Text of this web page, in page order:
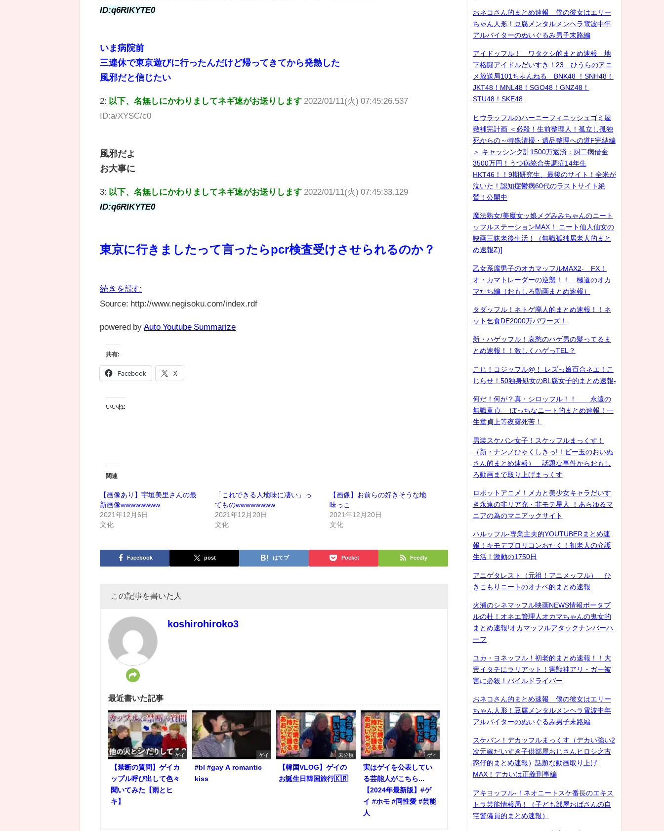
ID:q6RIKYTE0
いま病院前
三連休で東京遊びに行ったんだけど帰ってきてから発熱した
風邪だと信じたい
2: 以下、名無しにかわりましてネギ速がお送りします 2022/01/11(火) 07:45:26.537
ID:a/XYSC/c0
風邪だよ
お大事に
3: 以下、名無しにかわりましてネギ速がお送りします 2022/01/11(火) 07:45:33.129
ID:q6RIKYTE0
東京に行きましたって言ったらpcr検査受けさせられるのか？
続きを読む
Source: http://www.negisoku.com/index.rdf
powered by Auto Youtube Summarize
共有:
Facebook X
いいね:
関連
【画像あり】宇垣美里さんの最
新画像wwwwwwww
2021年12月6日
文化
「これできる人地味に凄い」っ
てものwwwwwwww
2021年12月20日
文化
【画像】お前らの好きそうな地
味っこ
2021年12月20日
文化
Facebook post はてブ Pocket Feedly
この記事を書いた人
koshirohiroko3
最近書いた記事
ゲイ
【禁断の質問】ゲイカ
ップル呼び出して色々
聞いてみた【雨とヒ
キ】
ゲイ
#bl #gay A romantic
kiss
未分類
【韓国VLOG】ゲイの
お誕生日韓国旅行🇰🇷
ゲイ
実はゲイを公表してい
る芸能人がこちら...
【2024年最新版】#ゲ
イ #ホモ #同性愛 #芸能
人
おネコさん的まとめ速報 僕の彼女はエリー
ちゃん人形！豆腐メンタルメンヘラ電波中年
アルバイターのぬいぐるみ男子末路編
アイドッフル！ ワタクシ的まとめ速報 地
下格闘アイドルだいすき！23 ひうらのアニ
メ放送局101ちゃんねる BNK48 ！SNH48！
JKT48！MNL48！SGO48！GNZ48！
STU48！SKE48
ヒウラッフルのハーニーフィニッシュゴミ屋
敷補完計画 ＜必殺！生前整理人！孤立し孤独
死からの～特殊清掃・遺品整理への道F完結編
＞ キャッシング計1500万返済：厨二病借金
3500万円！うつ病統合失調症14年生
HKT46！！9期研究生、最後のサイト！全米が
泣いた！認知症鬱病60代のラストサイト絶
賛！公開中
魔法熟女/美魔女ッ娘メグみみちゃんのニート
ッフルステーションMAX！ ニート仙人仙女の
映画三昧老後生活！（無職孤独居老人的まと
め速報Z)]
乙女系腐男子のオカマッフルMAX2- FX！
オ・カマトレーダーの逆襲！！ 極道のオカ
マたち編（おもしろ動画まとめ速報）
タダッフル！ネトゲ廃人的まとめ速報！！ネ
ット乞食DE2000万パワーズ！
新・ハゲッフル！哀愁のハゲ男の髪ってるま
とめ速報！！激しくハゲっTEL？
こじ！コジッフル@！-レズっ娘百合ネエ！こ
じらせ！50独身処女のBL腐女子的まとめ速報-
何だ！何が？真・シロッフル！！ 永遠の
無職童貞- ぼっちなニート的まとめ速報！一
生童貞上等夜露死苦！
男装スケバン女子！スケッフルまっくす！
（新・ナンノひゃくしきっ!！ビー玉のおいぬ
さん的まとめ速報） 話題な事件からおもし
ろ動画まで取り上げまっくす
ロボットアニメ！メカと美少女キャラだいす
き永遠の非リア充・非モテ星人 ！あらゆるマ
ニアの為のマニアックサイト
ハルッフル-専業主夫的YOUTUBERまとめ速
報！キモデブロリコンおたく！初老人の介護
生活！激動の1750日
アニゲタレスト（元祖！アニメッフル） ひ
きこもりニートのオナベ的まとめ速報
火浦のシネマッフル映画NEWS情報ポータブ
ルの杜！オネエ管理人オカマちゃんの鬼女的
まとめ速報!オカマッフルアタックナンバーハ
ーフ
ユカ・ヨネッフル！初老的まとめ速報！！大
帝イタチにラリアット！害獣神アリ・ガー被
害に必殺！パイルドライバー
おネコさん的まとめ速報 僕の彼女はエリー
ちゃん人形！豆腐メンタルメンヘラ電波中年
アルバイターのぬいぐるみ男子末路編
スケバン！デカッフルまっくす（デカい強い2
次元嫁だいすき子供部屋おじさんヒロシ之古
惑仔的まとめ速報）話題な動画取り上げ
MAX！デカいは正義刑事編
アキヨッフル-！ネオニートスケ番長のエキス
トラ芸能情報局！（子ども部屋おばさんの自
宅警備員的まとめ速報）